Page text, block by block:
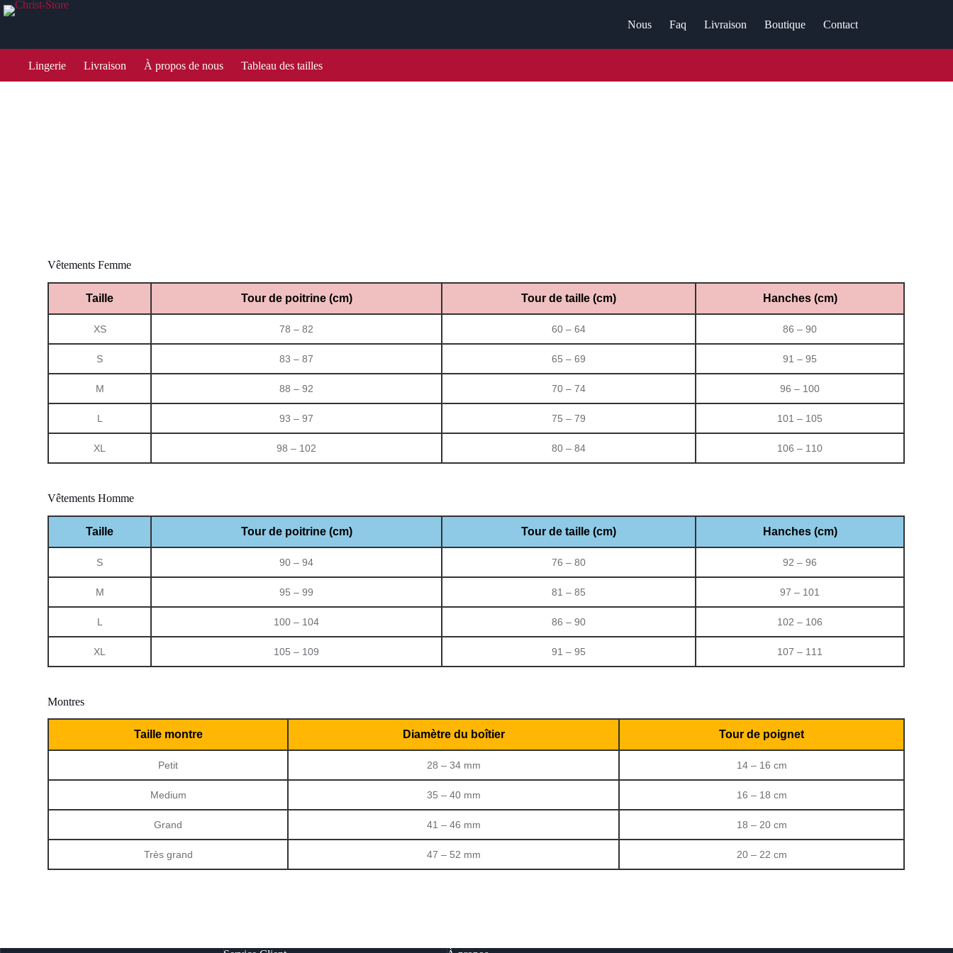
Nous Faq Livraison Boutique Contact
Lingerie Livraison À propos de nous Tableau des tailles
Vêtements Femme
Taille Tour de poitrine (cm) Tour de taille (cm) Hanches (cm)
XS 78 – 82 60 – 64 86 – 90
S 83 – 87 65 – 69 91 – 95
M 88 – 92 70 – 74 96 – 100
L 93 – 97 75 – 79 101 – 105
XL 98 – 102 80 – 84 106 – 110
Vêtements Homme
Taille Tour de poitrine (cm) Tour de taille (cm) Hanches (cm)
S 90 – 94 76 – 80 92 – 96
M 95 – 99 81 – 85 97 – 101
L 100 – 104 86 – 90 102 – 106
XL 105 – 109 91 – 95 107 – 111
Montres
Taille montre Diamètre du boîtier Tour de poignet
Petit 28 – 34 mm 14 – 16 cm
Medium 35 – 40 mm 16 – 18 cm
Grand 41 – 46 mm 18 – 20 cm
Très grand 47 – 52 mm 20 – 22 cm